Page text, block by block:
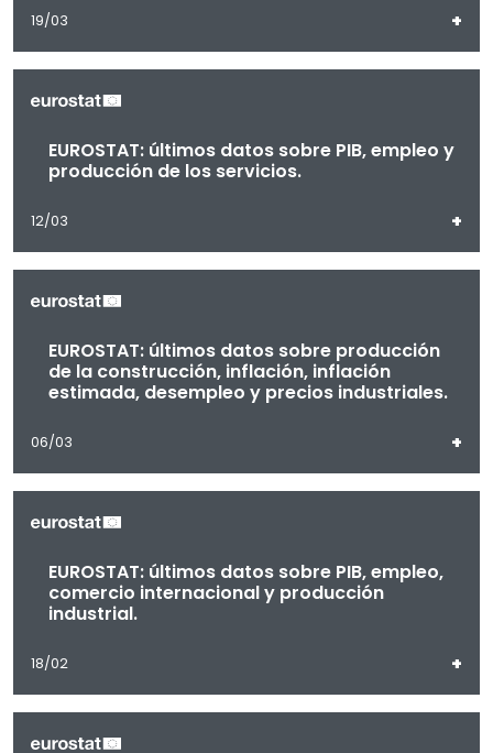
19/03 +
EUROSTAT: últimos datos sobre PIB, empleo y
producción de los servicios.
12/03 +
EUROSTAT: últimos datos sobre producción
de la construcción, inflación, inflación
estimada, desempleo y precios industriales.
06/03 +
EUROSTAT: últimos datos sobre PIB, empleo,
comercio internacional y producción
industrial.
18/02 +